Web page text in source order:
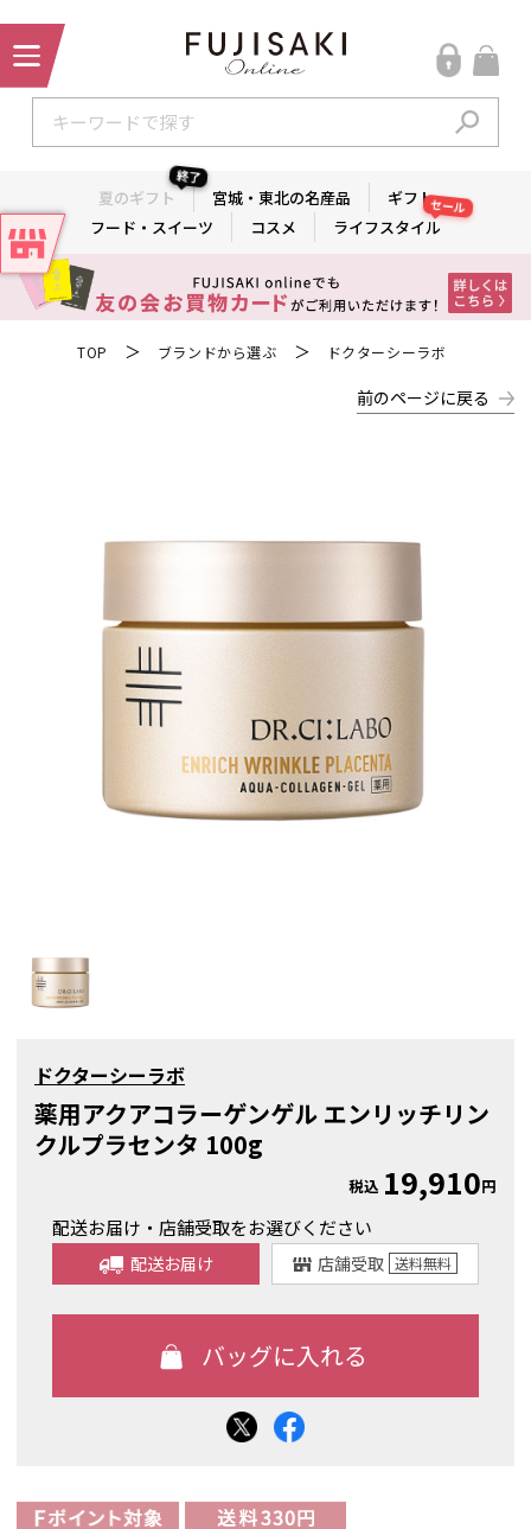
夏のギフト
終了
宮城・東北の名産品
ギフト
フード・スイーツ
コスメ ライフスタイル
セール
TOP ＞ ブランドから選ぶ ＞ ドクターシーラボ
前のページに戻る
ドクターシーラボ
薬用アクアコラーゲンゲル エンリッチリン
クルプラセンタ 100g
税込 19,910円
配送お届け・店舗受取をお選びください
配送お届け 店舗受取 送料無料